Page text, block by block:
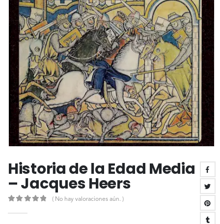
Historia de la Edad Media
– Jacques Heers
( No hay valoraciones aún. )